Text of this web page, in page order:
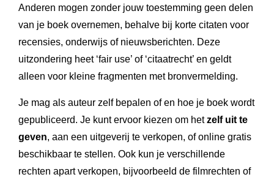
Anderen mogen zonder jouw toestemming geen delen
van je boek overnemen, behalve bij korte citaten voor
recensies, onderwijs of nieuwsberichten. Deze
uitzondering heet ‘fair use’ of ‘citaatrecht’ en geldt
alleen voor kleine fragmenten met bronvermelding.
Je mag als auteur zelf bepalen of en hoe je boek wordt
gepubliceerd. Je kunt ervoor kiezen om hetzelf uit te
geven, aan een uitgeverij te verkopen, of online gratis
beschikbaar te stellen. Ook kun je verschillende
rechten apart verkopen, bijvoorbeeld de filmrechten of